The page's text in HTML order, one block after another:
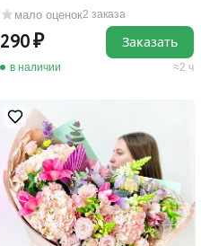
мало оценок2 заказа
290
в наличии 2 ч
Заказать